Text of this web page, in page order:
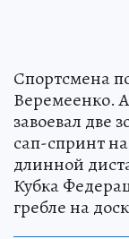
Спортсмена
Веремеенко.
завоевал две
сап-спринт
длинной
Кубка
гребле на